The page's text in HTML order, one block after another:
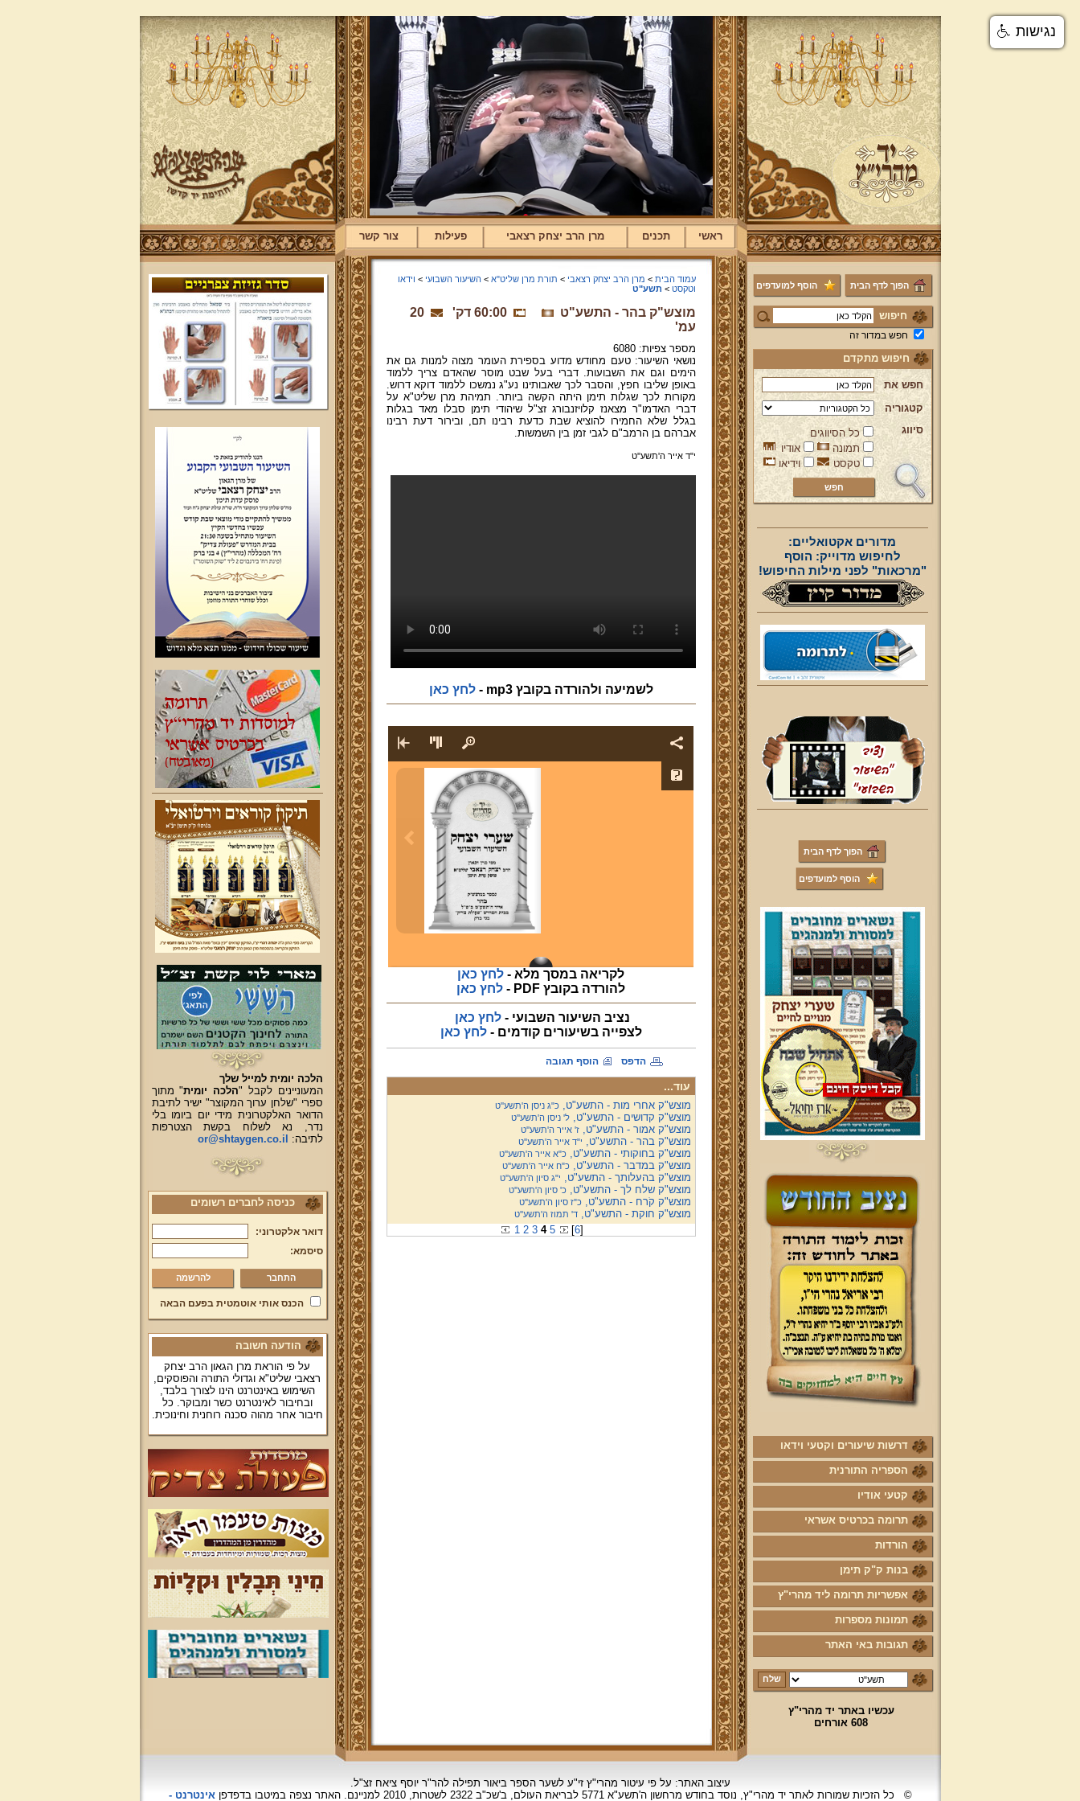
ראשי תכנים מרן הרב יצחק רצאבי פעילות צור קשר
הפוך לדף הבית הוסף למועדפים
חיפוש
חפש במדור זה
חיפוש מתקדם
חפש את
קטגוריה
סיווג
כל הסיווגים
תמונה
אודיו
טקסט
וידיאו
מדורים אקטואליים:
לחיפוש מדוייק: הוסף
"מרכאות" לפני מילות החיפוש!
הפוך לדף הבית
הוסף למועדפים
דרשות שיעורים וקטעי וידאו
הספריה התורנית
קטעי אודיו
תרומה בכרטיס אשראי
הורדות
בנות ק"ק תימן
אפשריות תרומה ליד מהרי"ץ
תמונות מספרות
תגובות באי האתר
עכשיו באתר יד מהרי"ץ
608 אורחים
עמוד הבית > מרן הרב יצחק רצאבי > תורת מרן שליט"א > השיעור השבועי > וידאו
וטקסט > תשע"ט
מוצש"ק בהר - התשע"ט 60:00 דק'
20
עמ'
מספר צפיות: 6080
נושאי השיעור: טעם מחודש מדוע בספירת העומר מצוה למנות גם את
הימים וגם את השבועות. דברי בעל שבט מוסר שהאדם צריך ללמוד
באופן שליבו חפץ, והסבר לכך שאבותינו נע"ג נמשכו ללמוד דוקא דרוש.
מקורות לכך שגלות תימן היתה הקשה ביותר. תמיהת מרן שליט"א על
דברי האדמו"ר מצאנז קלויזנבורג זצ"ל שיהודי תימן סבלו מאד בגלות
בגלל שלא החמירו להוציא שבת כדעת רבינו תם, ובירור דעת רבינו
אברהם בן הרמב"ם לגבי זמן בין השמשות.
י"ד אייר ה'תשע''ט
לשמיעה ולהורדה בקובץ mp3 - לחץ כאן
לקריאה במסך מלא - לחץ כאן
להורדה בקובץ PDF -
לחץ כאן
נציב השיעור השבועי - לחץ כאן
לצפייהבשיעורים קודמים -לחץ כאן
הדפס הוסף תגובה
עוד...
מוצש"ק אחרי מות - התשע"ט,כ"ג ניסן ה'תשע''ט
מוצש"ק קדושים - התשע"ט,ל' ניסן ה'תשע''ט
מוצש"ק אמור - התשע"ט,ז' אייר ה'תשע''ט
מוצש"ק בהר - התשע"ט, י"ד אייר ה'תשע''ט
מוצש"ק בחוקותי - התשע"ט,כ"א אייר ה'תשע''ט
מוצש"ק במדבר - התשע"ט,כ"ח אייר ה'תשע''ט
מוצש"ק בהעלותך - התשע"ט, י"ג סיון ה'תשע''ט
מוצש"ק שלח לך - התשע"ט,כ' סיון ה'תשע''ט
מוצש"ק קֹרח - התשע"ט,כ"ז סיון ה'תשע''ט
מוצש"ק חוקת - התשע"ט,ד' תמוז ה'תשע''ט
1 2 3 4 5 [6]
הלכה יומית למייל שלך
המעוניינים לקבל "הלכה יומית" מתוך
ספרי "שלחן ערוך המקוצר" ישיר לתיבת
הדואר האלקטרונית מידי יום ביומו בלי
נדר, נא לשלוח בקשת הצטרפות
לתיבה:
or@shtaygen.co.il
כניסה לחברים רשומים
דואר אלקטרוני:
סיסמא:
להרשמה
הכנס אותי אוטמטית בפעם הבאה
הודעה חשובה
על פי הוראת מרן הגאון הרב יצחק
רצאבי שליט"א וגדולי התורה והפוסקים,
השימוש באינטרנט הינו לצורך בלבד,
ובחיבור לאינטרנט כשר ומבוקר. כל
חיבור אחר מהוה סכנה רוחנית וחינוכית.
עיצוב האתר: על פי עיטור מהרי"ץ זי"ע לשער הספר ביאור תפילה להר"ר יוסף ציאח זצ"ל.
©
כל הזכיות שמורות לאתר יד מהרי"ץ, נוסד בחודש מרחשוןה'תשע"א 5771 לבריאת העולם, ב'שכ"ב 2322 לשטרות, 2010 למניינם. האתר נצפהבמיטבו בדפדפןאינטרנט -
נגישות